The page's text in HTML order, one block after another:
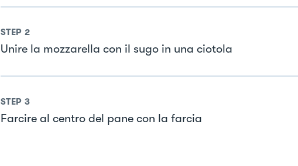
STEP 2
Unire la mozzarella con il sugo in una ciotola
STEP 3
Farcire al centro del pane con la farcia